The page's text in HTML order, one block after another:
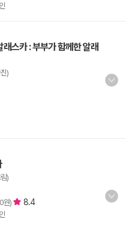
스카 : 부부가 함께한 알래
)
)
원) 8.4